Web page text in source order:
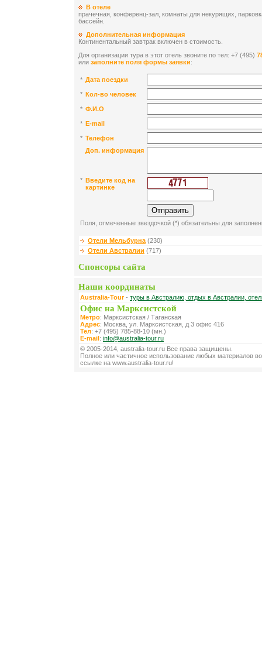
В отеле
прачечная, конференц-зал, комнаты для некурящих,
бассейн.
Дополнительная информация
Континентальный завтрак включен в стоимость.
Для организации тура в этот отель звоните по тел: +7 (495)
или заполните поля формы заявки:
* Дата поездки
* Кол-во человек
* Ф.И.О
* E-mail
* Телефон
Доп. информация
* Введите код на
картинке
Поля, отмеченные звездочкой (*) обязательны для
Отели Мельбурна(230)
Отели Австралии (717)
Спонсоры сайта
Наши координаты
Australia-Tour- туры в Австралию, отдых в Австралии,
Офис на Марксистской
Метро: Марксистская / Таганская
Адрес: Москва, ул. Марксистская, д 3 офис 416
Тел: +7 (495) 785-88-10 (мн.)
E-mail: info@australia-tour.ru
© 2005-2014, australia-tour.ru Все права защищены.
Полное или частичное использование любых материалов
ссылке на www.australia-tour.ru!